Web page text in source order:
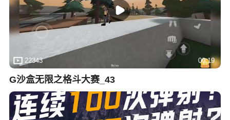
22343 00:19
G沙盒无限之格斗大赛_43